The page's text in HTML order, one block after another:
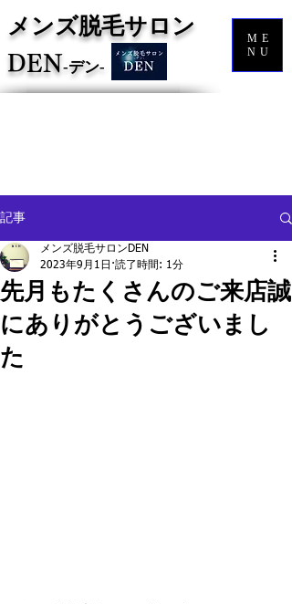
メンズ脱毛サロン
DEN‐デン‐
ME
NU
記事
先月もたくさんのご来店誠
にありがとうございまし
た
メンズ脱毛サロンDEN
2023年9月1日 読了時間: 1分